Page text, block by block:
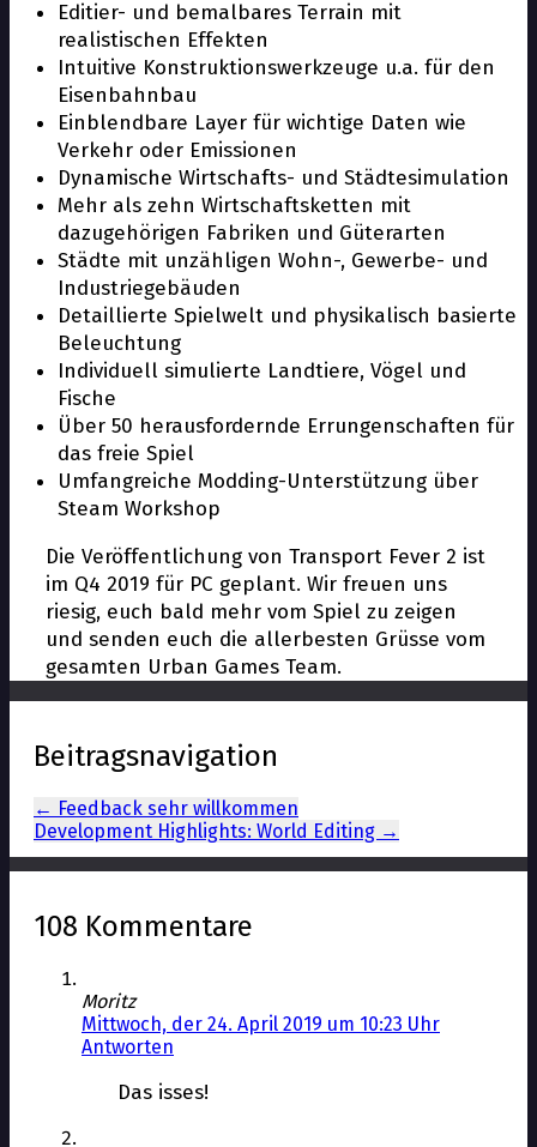
Editier- und bemalbares Terrain mit
realistischen Effekten
Intuitive Konstruktionswerkzeuge u.a. für den
Eisenbahnbau
Einblendbare Layer für wichtige Daten wie
Verkehr oder Emissionen
Dynamische Wirtschafts- und Städtesimulation
Mehr als zehn Wirtschaftsketten mit
dazugehörigen Fabriken und Güterarten
Städte mit unzähligen Wohn-, Gewerbe- und
Industriegebäuden
Detaillierte Spielwelt und physikalisch basierte
Beleuchtung
Individuell simulierte Landtiere, Vögel und
Fische
Über 50 herausfordernde Errungenschaften für
das freie Spiel
Umfangreiche Modding-Unterstützung über
Steam Workshop
Die Veröffentlichung von Transport Fever 2 ist
im Q4 2019 für PC geplant. Wir freuen uns
riesig, euch bald mehr vom Spiel zu zeigen
und senden euch die allerbesten Grüsse vom
gesamten Urban Games Team.
Beitragsnavigation
← Feedback sehr willkommen
Development Highlights: World Editing →
108 Kommentare
Moritz
Mittwoch, der 24. April 2019 um 10:23 Uhr
Antworten
Das isses!